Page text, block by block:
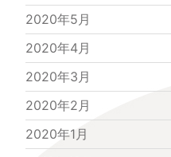
2020年5月
2020年4月
2020年3月
2020年2月
2020年1月